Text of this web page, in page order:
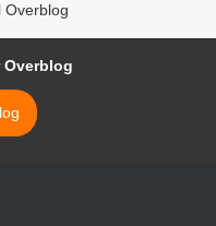
Overblog
Overblog